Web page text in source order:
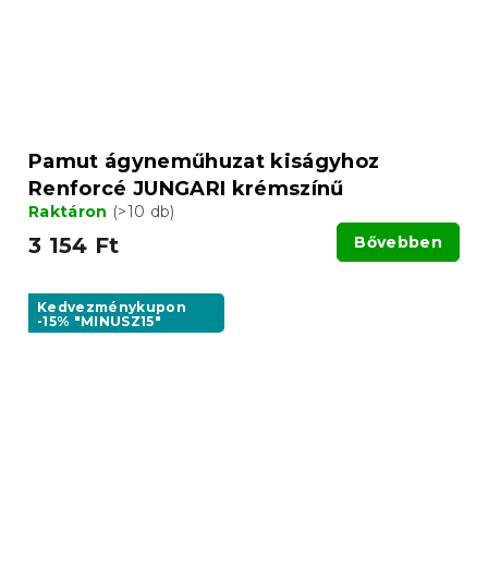
Pamut ágyneműhuzat kiságyhoz
Renforcé JUNGARI krémszínű
Raktáron (>10 db)
3 154 Ft Bővebben
Kedvezménykupon
-15% "MINUSZ15"